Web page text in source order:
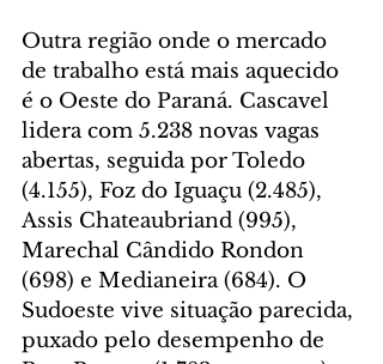
Outra região onde o mercado
de trabalho está mais aquecido
é o Oeste do Paraná. Cascavel
lidera com 5.238 novas vagas
abertas, seguida por Toledo
(4.155), Foz do Iguaçu (2.485),
Assis Chateaubriand (995),
Marechal Cândido Rondon
(698) e Medianeira (684). O
Sudoeste vive situação parecida,
puxado pelo desempenho de